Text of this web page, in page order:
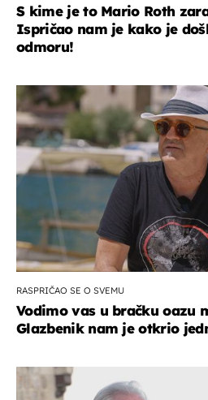
S kime je to Mario Roth
Ispričao nam je kako je
odmoru!
RASPRIČAO SE O SVEMU
Vodimo vas u bračku oazu
Glazbenik nam je otkrio